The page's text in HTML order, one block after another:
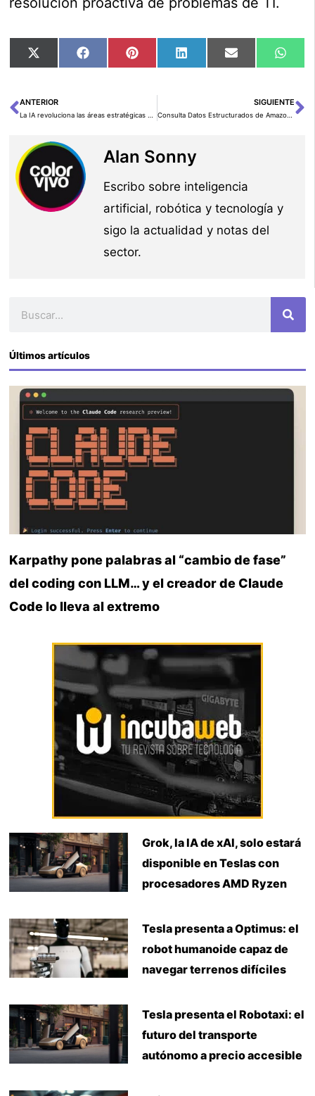
Compartir
en
X
Compartir
en
FacebookCompartir
en
PinterestCompartir
en
LinkedInCompartir
en
Email
en
Ant
ANTERIOR SIGUIENTE
Alan Sonny
Escribo sobre inteligencia
artificial, robótica y tecnología y
sigo la actualidad y notas del
sector.
Últimos artículos
Karpathy pone palabras al “cambio de fase”
del coding con LLM… y el creador de Claude
Code lo lleva al extremo
Grok, la IA de xAI, solo estará
disponible en Teslas con
procesadores AMD Ryzen
Tesla presenta a Optimus: el
robot humanoide capaz de
navegar terrenos difíciles
Tesla presenta el Robotaxi: el
futuro del transporte
autónomo a precio accesible